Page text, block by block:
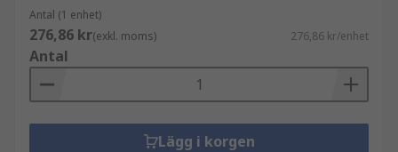
Antal (1 enhet)
276,86 kr(exkl. moms) 276,86 kr/enhet
Antal
Lägg i korgen